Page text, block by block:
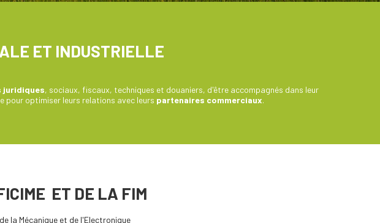
ET INDUSTRIELLE
juridiques, sociaux, fiscaux, techniques et douaniers, d'être accompagnés dans leur
pour optimiser leurs relations avec leurs partenaires commerciaux.
ET DE LA FIM
la Mécanique et de l'Electronique